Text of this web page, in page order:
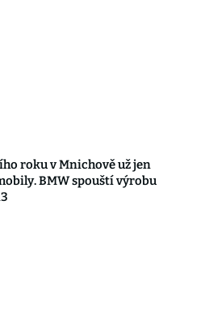
roku v Mnichově už jen
BMW spouští výrobu